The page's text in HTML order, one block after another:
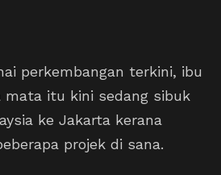
perkembangan terkini, ibu
mata itu kini sedang sibuk
ke Jakarta kerana
projek di sana.